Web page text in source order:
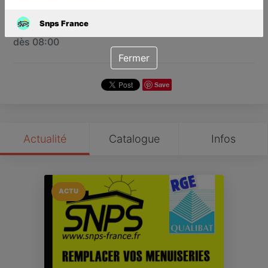
Sur Rendez-vous Lundi prochain
dès 08:00
Save
Actualité Catalogue Infos
ACTU
Snps France
Fermer